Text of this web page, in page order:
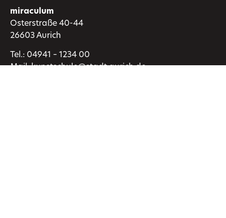
miraculum
Osterstraße 40-44
26603 Aurich
Tel.: 04941 – 1234 00
Mail:kunstschule@stadt.aurich.de